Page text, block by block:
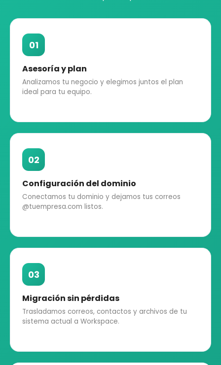
01
Asesoría y plan
Analizamos tu negocio y elegimos juntos el plan
ideal para tu equipo.
02
Configuración del dominio
Conectamos tu dominio y dejamos tus correos
@tuempresa.com listos.
03
Migración sin pérdidas
Trasladamos correos, contactos y archivos de tu
sistema actual a Workspace.